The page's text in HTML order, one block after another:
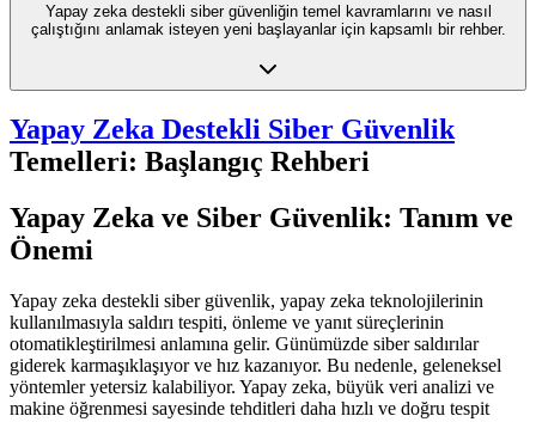
Yapay zeka destekli siber güvenliğin temel kavramlarını ve nasıl
çalıştığını anlamak isteyen yeni başlayanlar için kapsamlı bir rehber.
Yapay Zeka Destekli Siber Güvenlik
Temelleri: Başlangıç Rehberi
Yapay Zeka ve Siber Güvenlik: Tanım ve
Önemi
Yapay zeka destekli siber güvenlik, yapay zeka teknolojilerinin
kullanılmasıyla saldırı tespiti, önleme ve yanıt süreçlerinin
otomatikleştirilmesi anlamına gelir. Günümüzde siber saldırılar
giderek karmaşıklaşıyor ve hız kazanıyor. Bu nedenle, geleneksel
yöntemler yetersiz kalabiliyor. Yapay zeka, büyük veri analizi ve
makine öğrenmesi sayesinde tehditleri daha hızlı ve doğru tespit